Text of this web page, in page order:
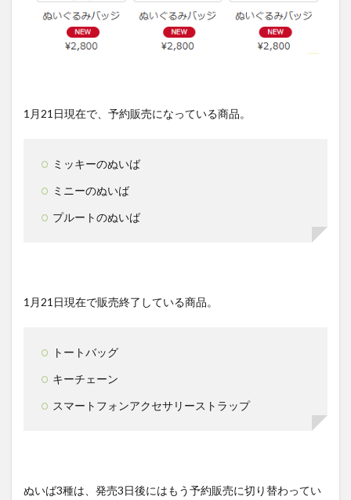
1月21日現在で、予約販売になっている商品。
ミッキーのぬいば
ミニーのぬいば
プルートのぬいば
1月21日現在で販売終了している商品。
トートバッグ
キーチェーン
スマートフォンアクセサリーストラップ
ぬいば3種は、発売3日後にはもう予約販売に切り替わってい